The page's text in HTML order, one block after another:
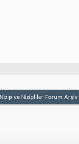
Nizip ve Nizipliler Forum Arşiv